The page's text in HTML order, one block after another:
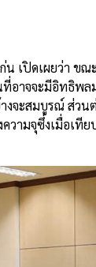
เปิดเผยว่า ข
อาจจะมีอิทธิพ
จะสมบูรณ์ ส่วน
ามจุซึ่งเมื่อเที